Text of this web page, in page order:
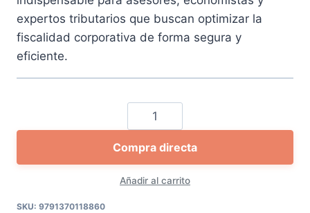
expertos tributarios que buscan optimizar la
fiscalidad corporativa de forma segura y
eficiente.
Las
exenciones
para
evitar
la
Añadir al carrito
Compra directa
SKU: 9791370118860